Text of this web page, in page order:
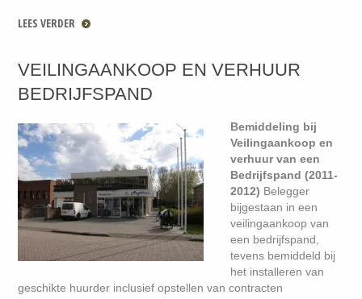
LEES VERDER
VEILINGAANKOOP EN VERHUUR
BEDRIJFSPAND
Bemiddeling bij
Veilingaankoop en
verhuur van een
Bedrijfspand (2011-
2012) Belegger
bijgestaan in een
veilingaankoop van
een bedrijfspand,
tevens bemiddeld bij
het installeren van
geschikte huurder inclusief opstellen van contracten